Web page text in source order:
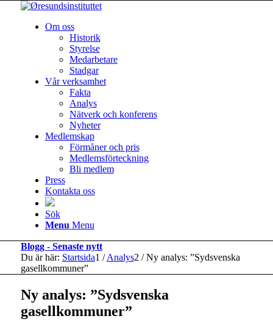
Om oss
Historik
Styrelse
Medarbetare
Stadgar
Vår verksamhet
Fakta
Analys
Nätverk och konferens
Nyheter
Medlemskap
Förmåner och pris
Medlemsförteckning
Bli medlem
Press
Kontakta oss
Sök
Menu Menu
Blogg - Senaste nytt
Du är här: Startsida1 / Analys2 / Ny analys: ”Sydsvenska
gasellkommuner”
Ny analys: ”Sydsvenska
gasellkommuner”